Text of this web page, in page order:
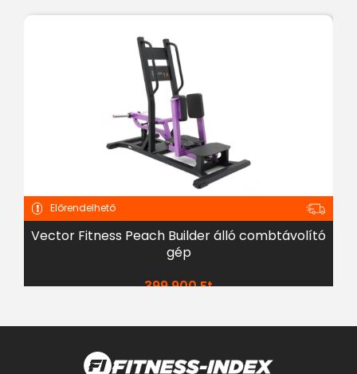
Előrendelhető
Vector Fitness Peach Builder álló combtávolító
gép
399 900Ft